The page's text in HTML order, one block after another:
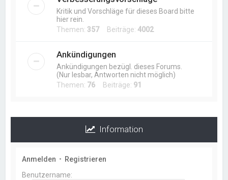
Kritik und Vorschläge für dieses Board bitte
hier rein.
Themen: 357Beiträge:4002
Ankündigungen
Ankündigungen bezügl. dieses Forums.
(Nur lesbar, Antworten nicht möglich)
Themen: 76 Beiträge: 91
Information
Anmelden • Registrieren
Benutzername: